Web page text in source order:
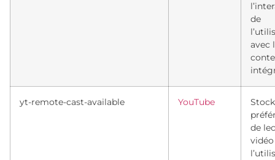
de
avec
yt-remote-cast-available YouTube
de